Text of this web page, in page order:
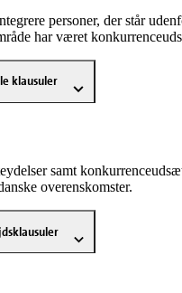
personer, der står
har været
klausuler
samt
overenskomster.